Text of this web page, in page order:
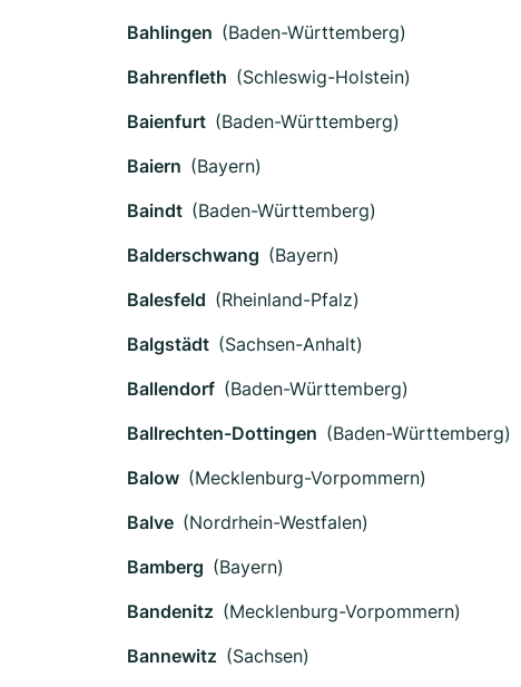
Bahlingen (Baden-Württemberg)
Bahrenfleth (Schleswig-Holstein)
Baienfurt (Baden-Württemberg)
Baiern (Bayern)
Baindt (Baden-Württemberg)
Balderschwang (Bayern)
Balesfeld (Rheinland-Pfalz)
Balgstädt (Sachsen-Anhalt)
Ballendorf (Baden-Württemberg)
Ballrechten-Dottingen (Baden-Württemberg)
Balow (Mecklenburg-Vorpommern)
Balve (Nordrhein-Westfalen)
Bamberg (Bayern)
Bandenitz (Mecklenburg-Vorpommern)
Bannewitz (Sachsen)